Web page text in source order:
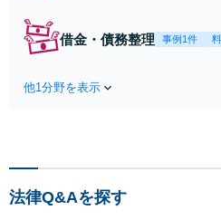
借金・債務整理 事例1件
他1分野を表示
法律Q&Aを探す